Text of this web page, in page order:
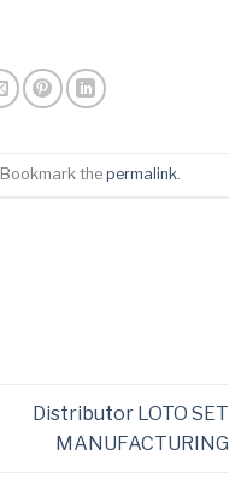
. Bookmark the permalink
Distributor LOTO SET
MANUFACTURING